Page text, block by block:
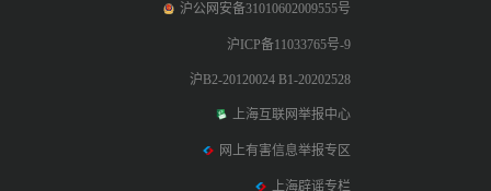
沪公网安备31010602009555号
沪ICP备11033765号-9
沪B2-20120024 B1-20202528
上海互联网举报中心
网上有害信息举报专区
上海辟谣专栏